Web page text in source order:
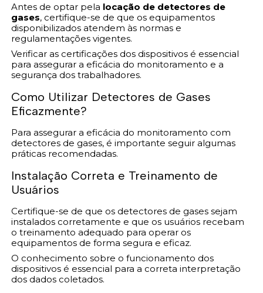
Antes de optar pela locação de detectores de
gases, certifique-se de que os equipamentos
disponibilizados atendem às normas e
regulamentações vigentes.
Verificar as certificações dos dispositivos é essencial
para assegurar a eficácia do monitoramento e a
segurança dos trabalhadores.
Como Utilizar Detectores de Gases
Eficazmente?
Para assegurar a eficácia do monitoramento com
detectores de gases, é importante seguir algumas
práticas recomendadas.
Instalação Correta e Treinamento de
Usuários
Certifique-se de que os detectores de gases sejam
instalados corretamente e que os usuários recebam
o treinamento adequado para operar os
equipamentos de forma segura e eficaz.
O conhecimento sobre o funcionamento dos
dispositivos é essencial para a correta interpretação
dos dados coletados.